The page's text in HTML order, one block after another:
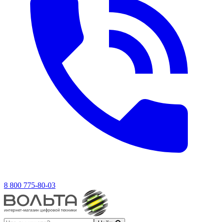
8 800 775-80-03